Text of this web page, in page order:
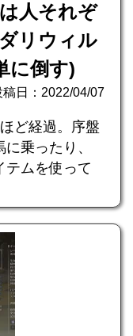
人それぞ
リウィル
に倒す)
稿日：2022/04/07
ど経過。序盤
乗ったり、
テムを使って